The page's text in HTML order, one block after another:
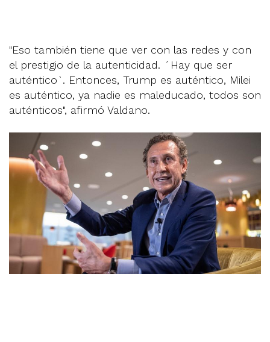
"Eso también tiene que ver con las redes y con
el prestigio de la autenticidad. ´Hay que ser
auténtico`. Entonces, Trump es auténtico, Milei
es auténtico, ya nadie es maleducado, todos son
auténticos", afirmó Valdano.